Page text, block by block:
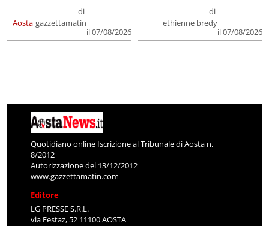
Aosta
di
gazzettamatin
il 07/08/2026
di
ethienne bredy
il 07/08/2026
Quotidiano online Iscrizione al Tribunale di Aosta n.
8/2012
Autorizzazione del 13/12/2012
www.gazzettamatin.com
Editore
LG PRESSE S.R.L.
via Festaz, 52 11100 AOSTA